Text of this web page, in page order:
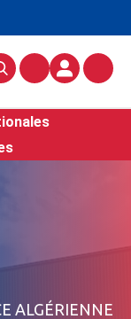
ALGÉRIENNE